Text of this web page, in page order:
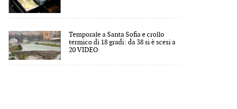
Temporale a Santa Sofia e crollo
termico di 18 gradi: da 38 si è scesi a
20 VIDEO